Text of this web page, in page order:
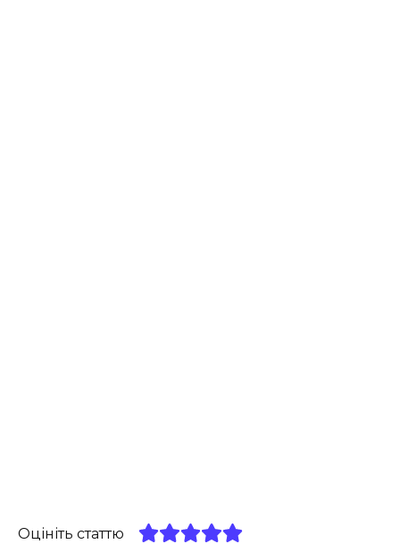
Оцініть статтю